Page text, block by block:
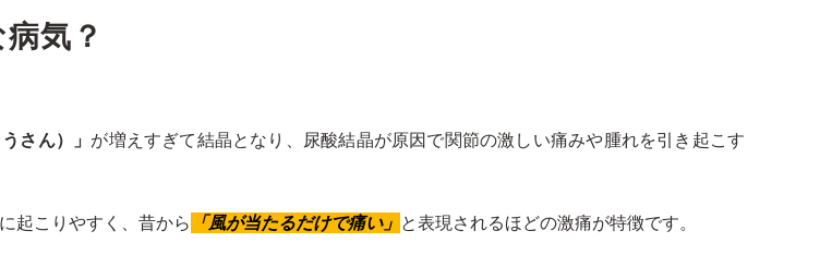
気？
さん）」 が増えすぎて結晶となり、尿酸結晶が原因で関節の激しい痛みや腫れを引き起こす
に起こりやすく、昔から 「風が当たるだけで痛い」 と表現されるほどの激痛が特徴です。